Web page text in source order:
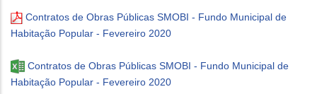
Contratos de Obras Públicas SMOBI - Fundo Municipal de
Habitação Popular - Fevereiro 2020
Contratos de Obras Públicas SMOBI - Fundo Municipal de
Habitação Popular - Fevereiro 2020